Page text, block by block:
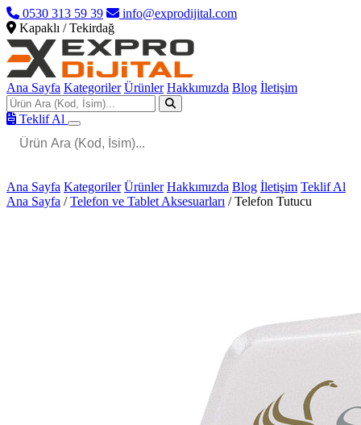
0530 313 59 39
info@exprodijital.com
Kapaklı / Tekirdağ
Ana Sayfa Kategoriler Ürünler Hakkımızda Blog İletişim
Teklif Al
Ana Sayfa Kategoriler Ürünler Hakkımızda Blog İletişim Teklif Al
Ana Sayfa / Telefon ve Tablet Aksesuarları / Telefon Tutucu